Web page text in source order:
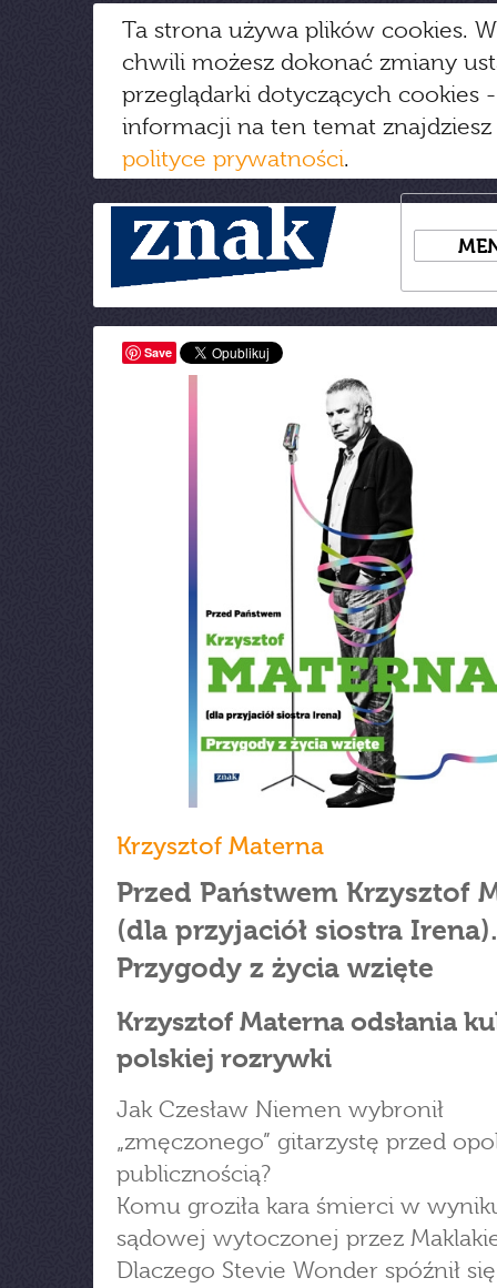
Ta strona używa plików cookies.
chwili możesz dokonać zmiany
przeglądarki dotyczących cookies
informacji na ten temat
polityce prywatności.
Save
Krzysztof Materna
Przed Państwem Krzysztof
(dla przyjaciół siostra Irena).
Przygody z życia wzięte
Krzysztof Materna odsłania
polskiej rozrywki
Jak Czesław Niemen wybronił
„zmęczonego” gitarzystę przed
publicznością?
Komu groziła kara śmierci w
sądowej wytoczonej przez
Dlaczego Stevie Wonder spóźnił